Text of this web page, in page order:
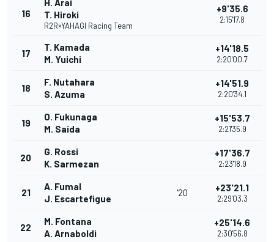
16
H. Arai
T. Hiroki
R2R×YAHAGI Racing Team
+9'35.6
2:15'17.8
17
T. Kamada
M. Yuichi
+14'18.5
2:20'00.7
18
F. Nutahara
S. Azuma
+14'51.9
2:20'34.1
19
O. Fukunaga
M. Saida
+15'53.7
2:21'35.9
20
G. Rossi
K. Sarmezan
+17'36.7
2:23'18.9
21
A. Fumal
J. Escartefigue
'20 +23'21.1
2:29'03.3
22
M. Fontana
A. Arnaboldi
+25'14.6
2:30'56.8